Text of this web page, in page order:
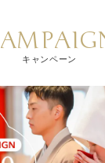
キャンペーン